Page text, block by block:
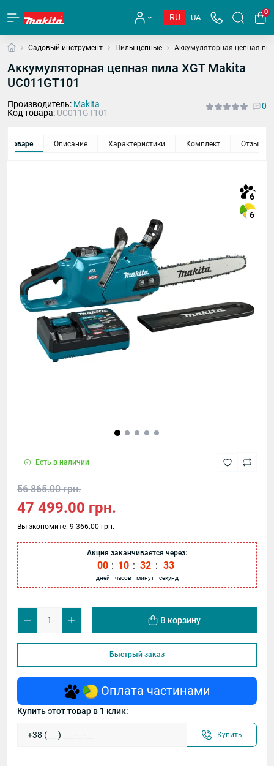
RU UA
0
Садовый инструмент Пилы цепные Аккумуляторная цепная
Аккумуляторная цепная пила XGT Makita
UC011GT101
Производитель: Makita
Код товара: UC011GT101
0
о товаре Описание Характеристики Комплект Отзывы
6
6
Есть в наличии
56 865.00 грн.
47 499.00 грн.
Вы экономите: 9 366.00 грн.
Акция заканчивается через:
00
дней
: 10
часов
: 32
минут
: 33
секунд
В корзину
Быстрый заказ
Оплата частинами
Купить этот товар в 1 клик:
Купить